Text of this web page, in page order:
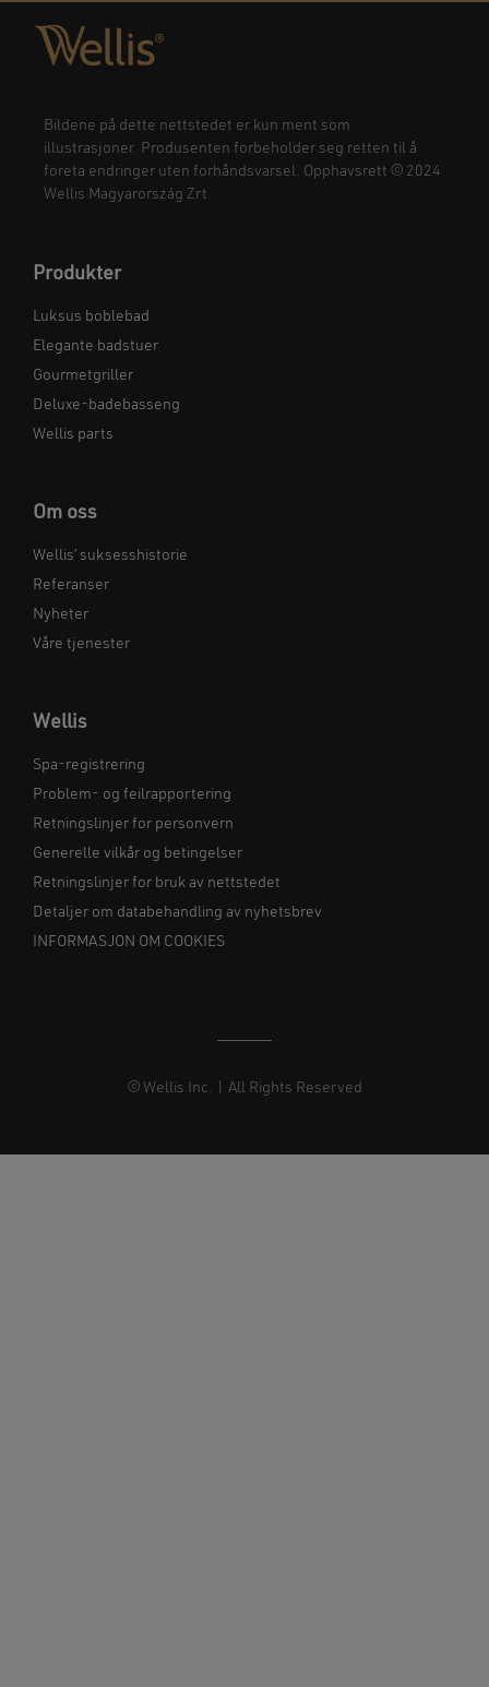
Bildene på dette nettstedet er kun ment som
illustrasjoner. Produsenten forbeholder seg retten til å
foreta endringer uten forhåndsvarsel. Opphavsrett © 2024
Wellis Magyarország Zrt.
Produkter
Luksus boblebad
Elegante badstuer
Gourmetgriller
Deluxe-badebasseng
Wellis parts
Om oss
Wellis’ suksesshistorie
Referanser
Nyheter
Våre tjenester
Wellis
Spa-registrering
Problem- og feilrapportering
Retningslinjer for personvern
Generelle vilkår og betingelser
Retningslinjer for bruk av nettstedet
Detaljer om databehandling av nyhetsbrev
INFORMASJON OM COOKIES
© Wellis Inc. | All Rights Reserved